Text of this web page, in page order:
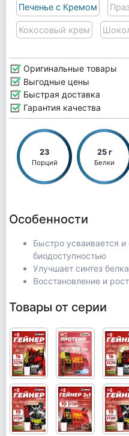
Печенье с Кремом
Кокосовый крем
Оригинальные товары
Выгодные цены
Быстрая доставка
Гарантия качества
23
Порций
25 г
Белки
Особенности
Быстро усваивается
биодоступностью
Улучшает синтез
Восстановление и
Товары от серии